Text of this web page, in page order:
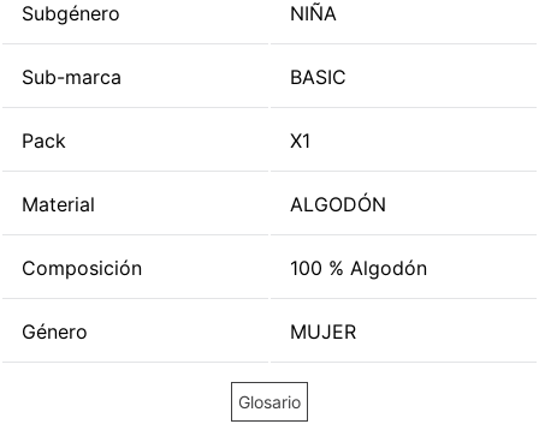
Subgénero NIÑA
Sub-marca BASIC
Pack X1
Material ALGODÓN
Composición 100 % Algodón
Género MUJER
Glosario